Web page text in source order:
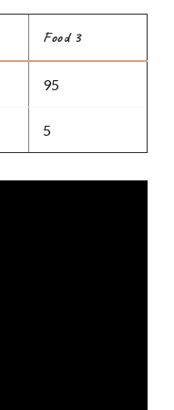
Food 3
95
5